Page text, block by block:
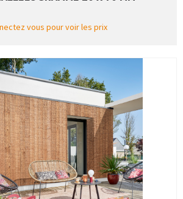
vous pour voir les prix